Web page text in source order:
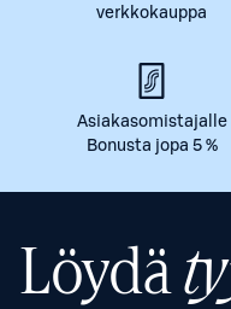
verkkokauppa
Asiakasomistajalle
Bonusta jopa 5 %
Löydä